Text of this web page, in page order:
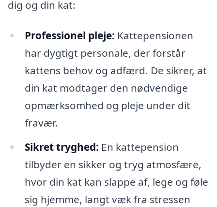
dig og din kat:
Professionel pleje: Kattepensionen
har dygtigt personale, der forstår
kattens behov og adfærd. De sikrer, at
din kat modtager den nødvendige
opmærksomhed og pleje under dit
fravær.
Sikret tryghed: En kattepension
tilbyder en sikker og tryg atmosfære,
hvor din kat kan slappe af, lege og føle
sig hjemme, langt væk fra stressen